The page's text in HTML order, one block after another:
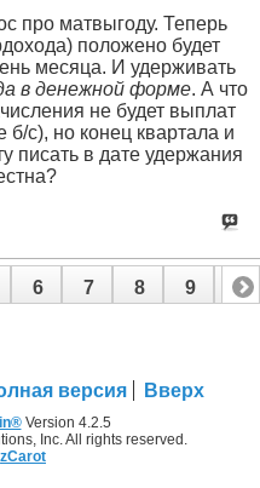
про матвыгоду. Теперь
положено будет
месяца. И удерживать
в денежной форме. А что
не будет выплат
б/с), но конец квартала и
писать в дате удержания
6 7 8 9 10
версия Вверх
Version 4.2.5
Inc. All rights reserved.
zCarot